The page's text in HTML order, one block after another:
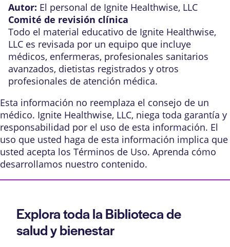
Autor: El personal de Ignite Healthwise, LLC
Comité de revisión clínica
Todo el material educativo de Ignite Healthwise,
LLC es revisada por un equipo que incluye
médicos, enfermeras, profesionales sanitarios
avanzados, dietistas registrados y otros
profesionales de atención médica.
Esta información no reemplaza el consejo de un
médico. Ignite Healthwise, LLC, niega toda garantía y
responsabilidad por el uso de esta información. El
uso que usted haga de esta información implica que
usted acepta los Términos de Uso. Aprenda cómo
desarrollamos nuestro contenido.
Explora toda la Biblioteca de
salud y bienestar